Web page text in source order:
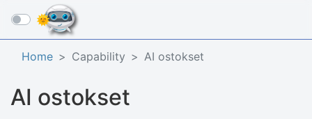
☰
Home Capability AI ostokset
AI ostokset